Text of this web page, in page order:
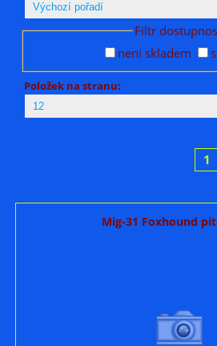
Filtr
není skladem
Položek na stranu:
1
Mig-31 Foxhound